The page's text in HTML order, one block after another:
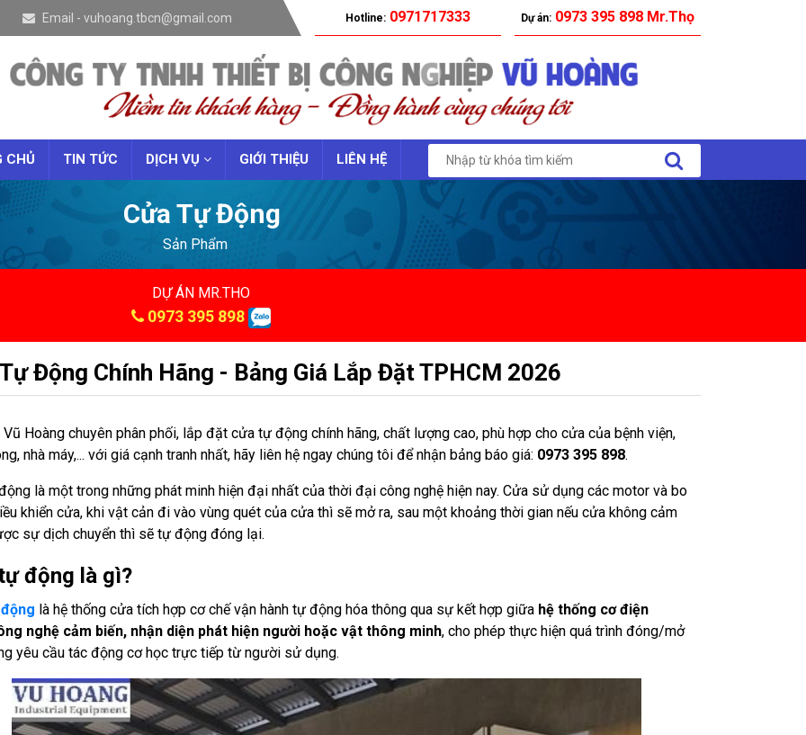
Email - vuhoang.tbcn@gmail.com Hotline: 0971717333 Dự án: 0973 395 898 Mr.Thọ
CHỦ TIN TỨC DỊCH VỤ GIỚI THIỆU LIÊN HỆ
Cửa Tự Động
Sản Phẩm
DỰ ÁN MR.THO
0973 395 898
Động Chính Hãng - Bảng Giá Lắp Đặt TPHCM 2026
Hoàng chuyên phân phối, lắp đặt cửa tự động chính hãng, chất lượng cao, phù hợp cho cửa của bệnh viện,
nhà máy,... với giá cạnh tranh nhất, hãy liên hệ ngay chúng tôi để nhận bảng báo giá: 0973 395 898.
là một trong những phát minh hiện đại nhất của thời đại công nghệ hiện nay. Cửa sử dụng các motor và bo
khiển cửa, khi vật cản đi vào vùng quét của cửa thì sẽ mở ra, sau một khoảng thời gian nếu cửa không cảm
sự dịch chuyển thì sẽ tự động đóng lại.
động là gì?
là hệ thống cửa tích hợp cơ chế vận hành tự động hóa thông qua sự kết hợp giữa hệ thống cơ điện
nghệ cảm biến, nhận diện phát hiện người hoặc vật thông minh, cho phép thực hiện quá trình đóng/mở
yêu cầu tác động cơ học trực tiếp từ người sử dụng.